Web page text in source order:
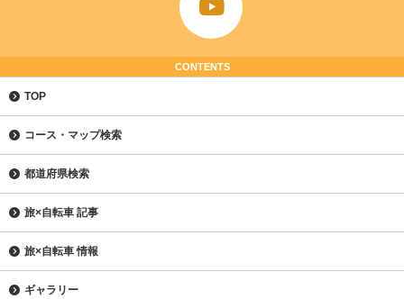
CONTENTS
TOP
コース・マップ検索
都道府県検索
旅×自転車 記事
旅×自転車 情報
ギャラリー